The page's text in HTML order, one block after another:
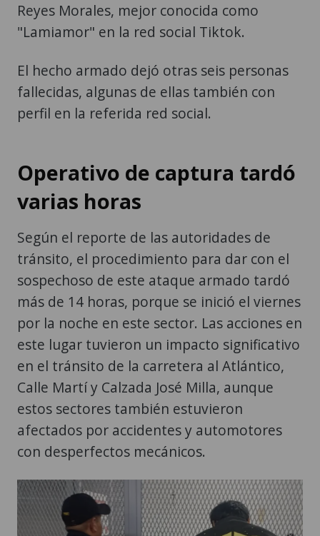
Reyes Morales, mejor conocida como
"Lamiamor" en la red social Tiktok.
El hecho armado dejó otras seis personas
fallecidas, algunas de ellas también con
perfil en la referida red social.
Operativo de captura tardó
varias horas
Según el reporte de las autoridades de
tránsito, el procedimiento para dar con el
sospechoso de este ataque armado tardó
más de 14 horas, porque se inició el viernes
por la noche en este sector. Las acciones en
este lugar tuvieron un impacto significativo
en el tránsito de la carretera al Atlántico,
Calle Martí y Calzada José Milla, aunque
estos sectores también estuvieron
afectados por accidentes y automotores
con desperfectos mecánicos.